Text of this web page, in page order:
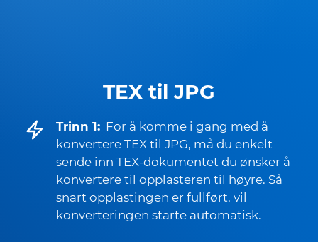
TEX til JPG
Trinn 1: For å komme i gang med å
konvertere TEX til JPG, må du enkelt
sende inn TEX-dokumentet du ønsker å
konvertere til opplasteren til høyre. Så
snart opplastingen er fullført, vil
konverteringen starte automatisk.